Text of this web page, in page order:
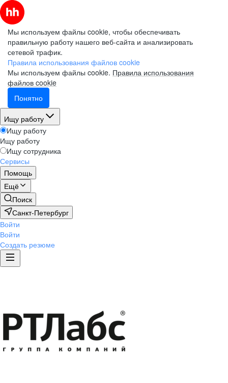
Мы используем файлы cookie, чтобы обеспечивать
правильную работу нашего веб-сайта и анализировать
сетевой трафик.
Правила использования файлов cookie
Мы используем файлы cookie. Правила использования
файлов cookie
Понятно
Ищу работу
Ищу работу
Ищу работу
Ищу сотрудника
Сервисы
Помощь
Ещё
Поиск
Санкт-Петербург
Войти
Войти
Создать резюме